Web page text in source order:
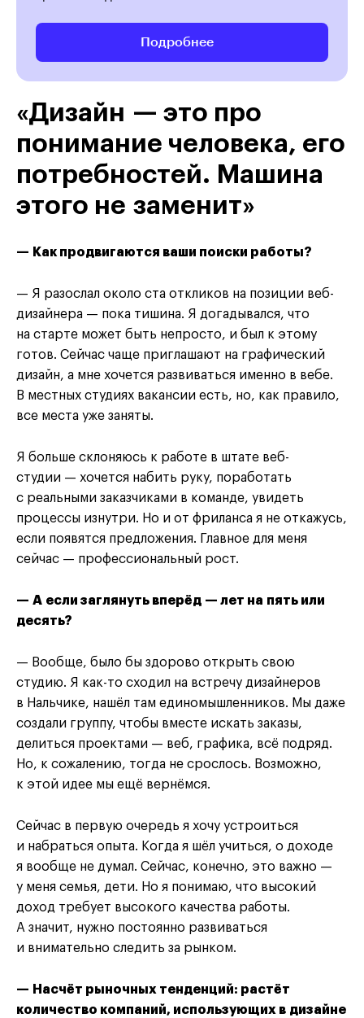
Подробнее
«Дизайн — это про
понимание человека, его
потребностей. Машина
этого не заменит»
— Как продвигаются ваши поиски работы?
— Я разослал около ста откликов на позиции веб-
дизайнера — пока тишина. Я догадывался, что
на старте может быть непросто, и был к этому
готов. Сейчас чаще приглашают на графический
дизайн, а мне хочется развиваться именно в вебе.
В местных студиях вакансии есть, но, как правило,
все места уже заняты.
Я больше склоняюсь к работе в штате веб-
студии — хочется набить руку, поработать
с реальными заказчиками в команде, увидеть
процессы изнутри. Но и от фриланса я не откажусь,
если появятся предложения. Главное для меня
сейчас — профессиональный рост.
— А если заглянуть вперёд — лет на пять или
десять?
— Вообще, было бы здорово открыть свою
студию. Я как-то сходил на встречу дизайнеров
в Нальчике, нашёл там единомышленников. Мы даже
создали группу, чтобы вместе искать заказы,
делиться проектами — веб, графика, всё подряд.
Но, к сожалению, тогда не срослось. Возможно,
к этой идее мы ещё вернёмся.
Сейчас в первую очередь я хочу устроиться
и набраться опыта. Когда я шёл учиться, о доходе
я вообще не думал. Сейчас, конечно, это важно —
у меня семья, дети. Но я понимаю, что высокий
доход требует высокого качества работы.
А значит, нужно постоянно развиваться
и внимательно следить за рынком.
— Насчёт рыночных тенденций: растёт
количество компаний, использующих в дизайне